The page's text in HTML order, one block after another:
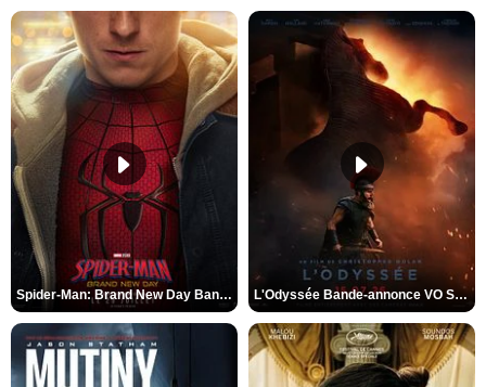
Spider-Man: Brand New Day Bande-annonce VO STFR L'Odyssée Bande-annonce VO STFR